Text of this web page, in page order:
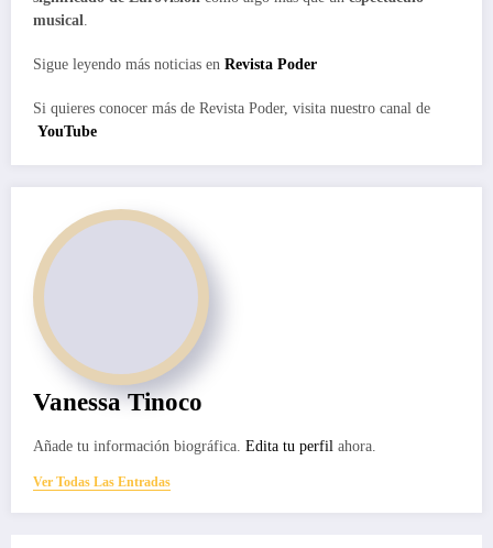
musical
Sigue leyendo más noticias en Revista Poder
Si quieres conocer más de Revista Poder, visita nuestro canal de
YouTube
Vanessa Tinoco
Añade tu información biográfica. Edita tu perfil ahora.
Ver Todas Las Entradas